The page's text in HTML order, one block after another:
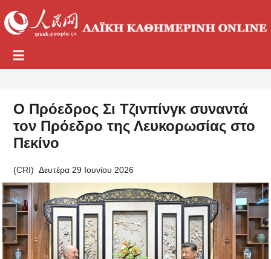
Ο Πρόεδρος Σι Τζινπίνγκ συναντά
τον Πρόεδρο της Λευκορωσίας στο
Πεκίνο
(CRI) Δευτέρα 29 Ιουνίου 2026